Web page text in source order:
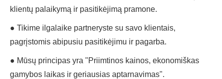
klientų palaikymą ir pasitikėjimą pramone.
● Tikime ilgalaike partneryste su savo klientais,
pagrįstomis abipusiu pasitikėjimu ir pagarba.
● Mūsų principas yra "Priimtinos kainos, ekonomiškas
gamybos laikas ir geriausias aptarnavimas".